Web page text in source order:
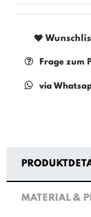
Frage zum
via
MATERIAL &